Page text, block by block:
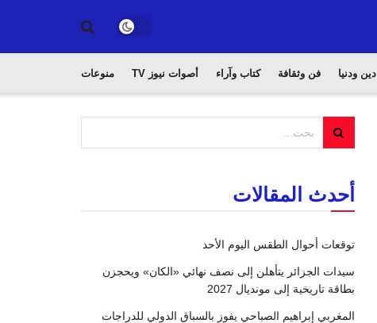
دين ودنيا فن وثقافة كتاب وآراء أصوات نيوز TV منوعات
أحدث المقالات
توقعات أحوال الطقس اليوم الأحد
سيدات الجزائر يتأهلن إلى نصف نهائي «الكان» ويحجزن
بطاقة تاريخية إلى مونديال 2027
المغربي إبراهيم الصباحي يفوز بالسباق الدولي للدراجات